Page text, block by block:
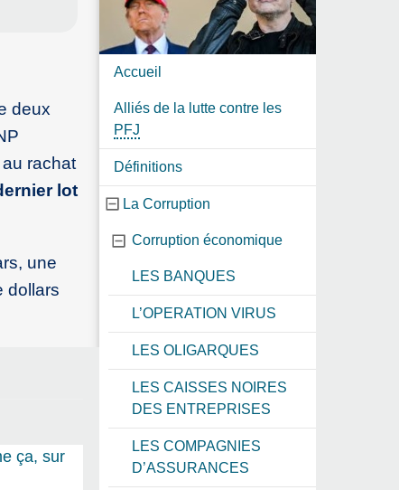
deux
rachat
lot
une
dollars
ça, sur
Accueil
Alliés de la lutte contre les
PFJ
Définitions
La Corruption
Corruption économique
LES BANQUES
L’OPERATION VIRUS
LES OLIGARQUES
LES CAISSES NOIRES
DES ENTREPRISES
LES COMPAGNIES
D’ASSURANCES